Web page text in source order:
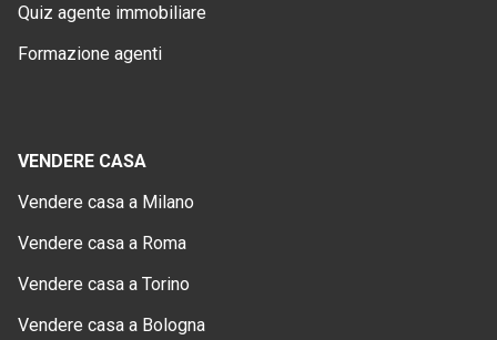
Quiz agente immobiliare
Formazione agenti
VENDERE CASA
Vendere casa a Milano
Vendere casa a Roma
Vendere casa a Torino
Vendere casa a Bologna